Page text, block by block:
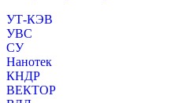
УТ-КЭВ
УВС
СУ
Нанотек
КНДР
ВЕКТОР